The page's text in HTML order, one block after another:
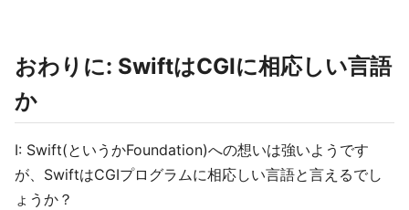
おわりに: SwiftはCGIに相応しい言語
か
I: Swift(というかFoundation)への想いは強いようです
が、SwiftはCGIプログラムに相応しい言語と言えるでし
ょうか？